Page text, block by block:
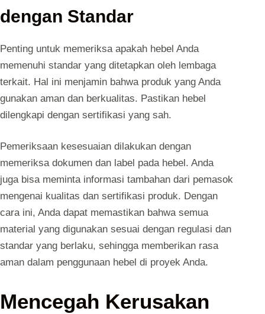
dengan Standar
Penting untuk memeriksa apakah hebel Anda
memenuhi standar yang ditetapkan oleh lembaga
terkait. Hal ini menjamin bahwa produk yang Anda
gunakan aman dan berkualitas. Pastikan hebel
dilengkapi dengan sertifikasi yang sah.
Pemeriksaan kesesuaian dilakukan dengan
memeriksa dokumen dan label pada hebel. Anda
juga bisa meminta informasi tambahan dari pemasok
mengenai kualitas dan sertifikasi produk. Dengan
cara ini, Anda dapat memastikan bahwa semua
material yang digunakan sesuai dengan regulasi dan
standar yang berlaku, sehingga memberikan rasa
aman dalam penggunaan hebel di proyek Anda.
Mencegah Kerusakan